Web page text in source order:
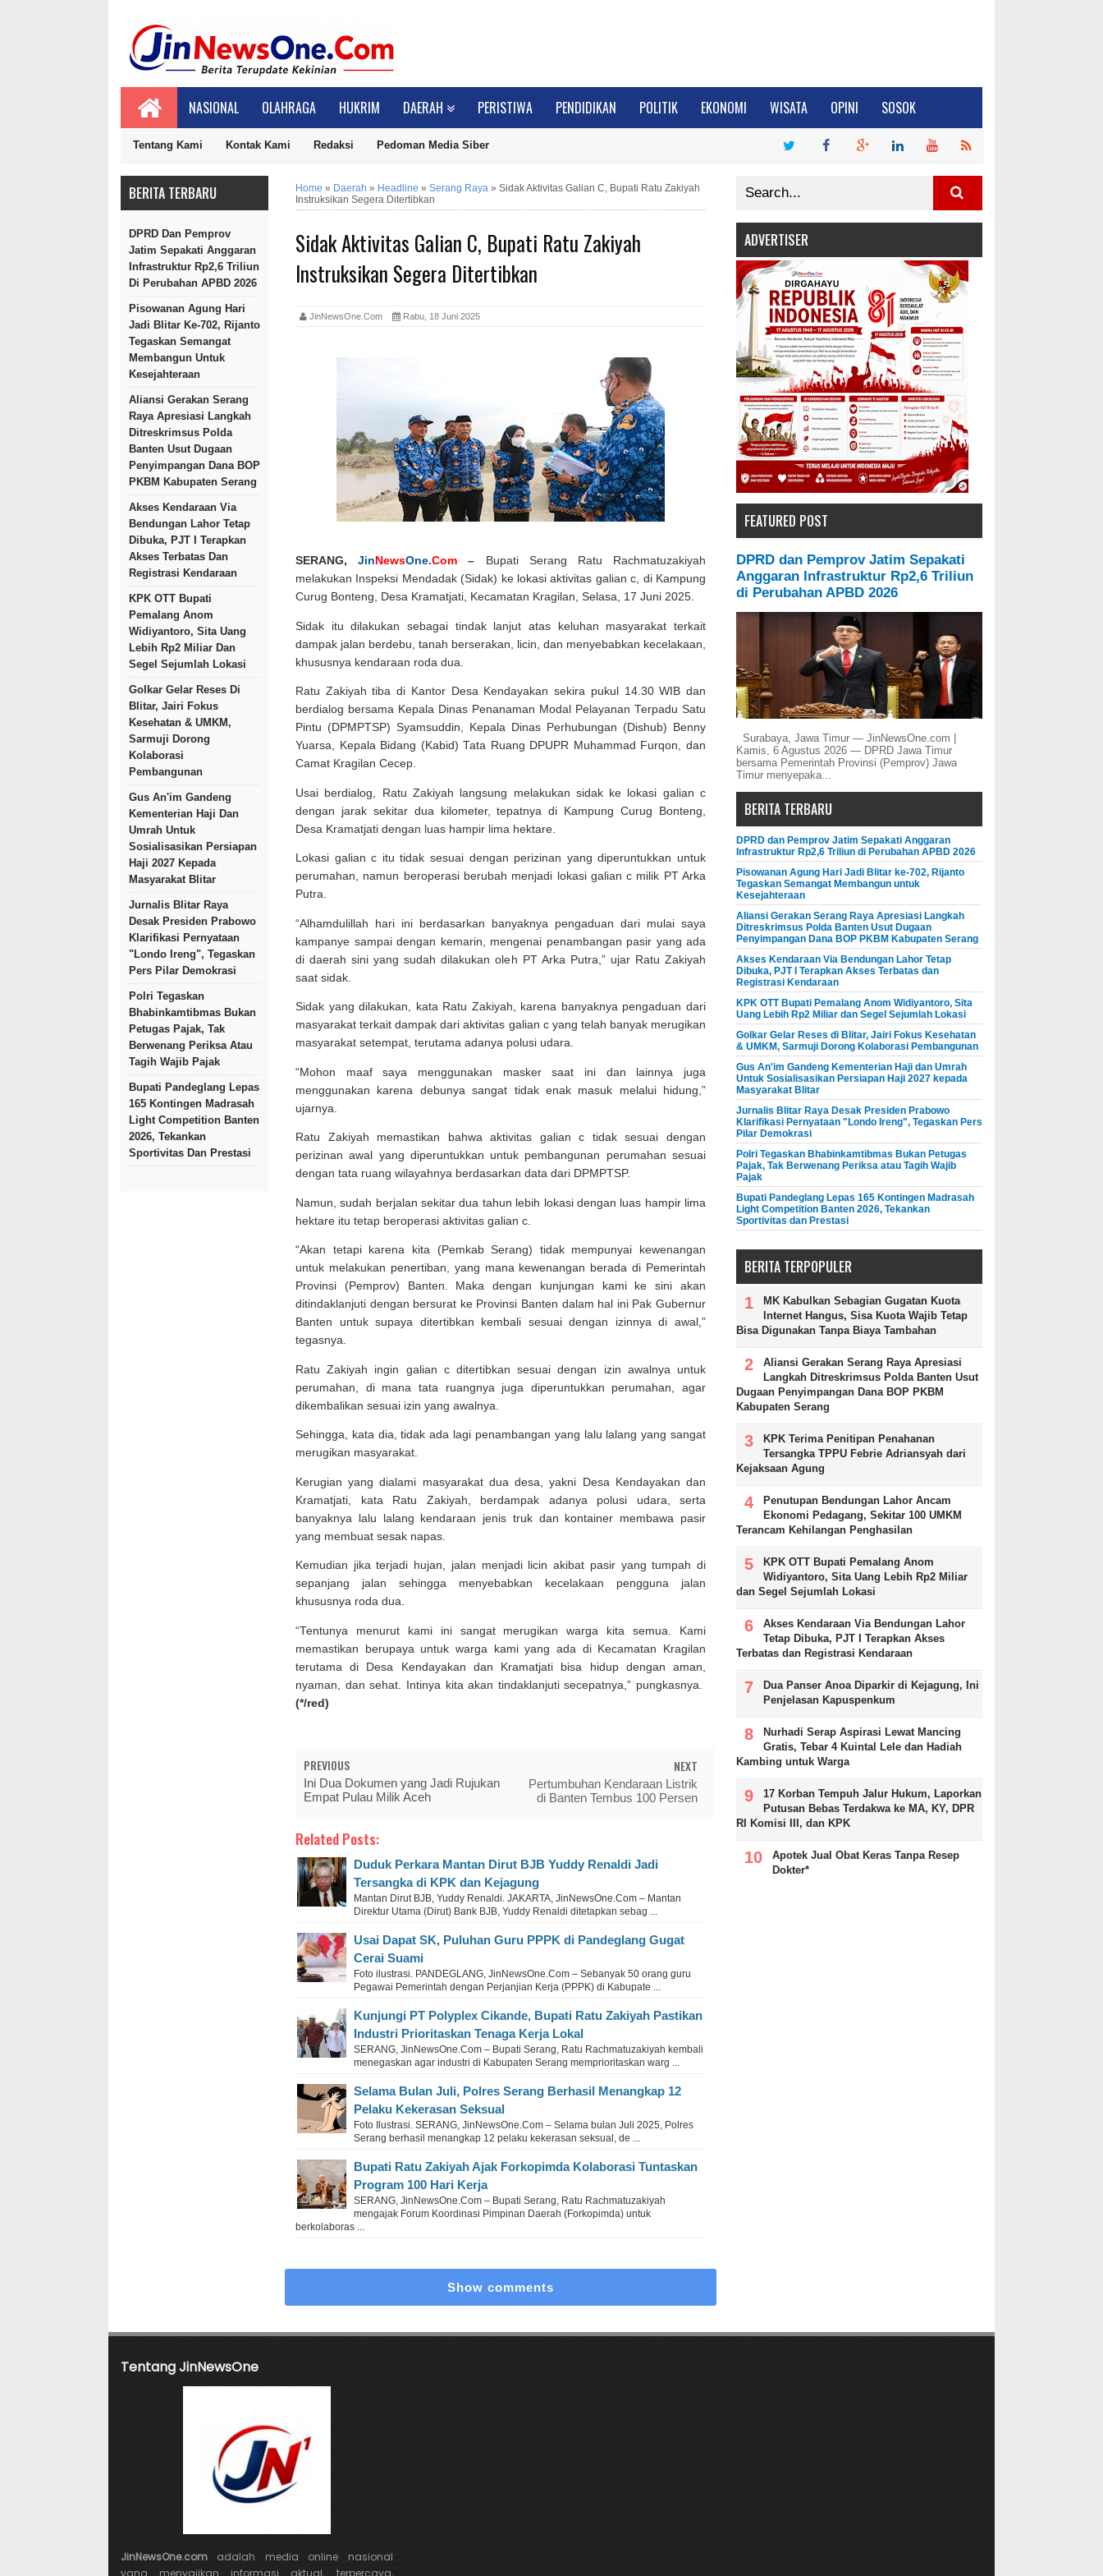
NASIONAL OLAHRAGA HUKRIM DAERAH PERISTIWA PENDIDIKAN POLITIK EKONOMI WISATA OPINI SOSOK
Tentang Kami Kontak Kami Redaksi Pedoman Media Siber
BERITA TERBARU
DPRD Dan Pemprov
Jatim Sepakati Anggaran
Infrastruktur Rp2,6 Triliun
Di Perubahan APBD 2026
Pisowanan Agung Hari
Jadi Blitar Ke-702, Rijanto
Tegaskan Semangat
Membangun Untuk
Kesejahteraan
Aliansi Gerakan Serang
Raya Apresiasi Langkah
Ditreskrimsus Polda
Banten Usut Dugaan
Penyimpangan Dana BOP
PKBM Kabupaten Serang
Akses Kendaraan Via
Bendungan Lahor Tetap
Dibuka, PJT I Terapkan
Akses Terbatas Dan
Registrasi Kendaraan
KPK OTT Bupati
Pemalang Anom
Widiyantoro, Sita Uang
Lebih Rp2 Miliar Dan
Segel Sejumlah Lokasi
Golkar Gelar Reses Di
Blitar, Jairi Fokus
Kesehatan & UMKM,
Sarmuji Dorong
Kolaborasi
Pembangunan
Gus An'im Gandeng
Kementerian Haji Dan
Umrah Untuk
Sosialisasikan Persiapan
Haji 2027 Kepada
Masyarakat Blitar
Jurnalis Blitar Raya
Desak Presiden Prabowo
Klarifikasi Pernyataan
"Londo Ireng", Tegaskan
Pers Pilar Demokrasi
Polri Tegaskan
Bhabinkamtibmas Bukan
Petugas Pajak, Tak
Berwenang Periksa Atau
Tagih Wajib Pajak
Bupati Pandeglang Lepas
165 Kontingen Madrasah
Light Competition Banten
2026, Tekankan
Sportivitas Dan Prestasi
Home » Daerah » Headline » Serang Raya » Sidak Aktivitas Galian C, Bupati Ratu Zakiyah
Instruksikan Segera Ditertibkan
Sidak Aktivitas Galian C, Bupati Ratu Zakiyah
Instruksikan Segera Ditertibkan
JinNewsOne.Com Rabu, 18 Juni 2025
SERANG,Jin NewsOne.Com – Bupati Serang Ratu Rachmatuzakiyah
melakukan Inspeksi Mendadak (Sidak) ke lokasi aktivitas galian c, di Kampung
Curug Bonteng, Desa Kramatjati, Kecamatan Kragilan, Selasa, 17 Juni 2025.
Sidak itu dilakukan sebagai tindak lanjut atas keluhan masyarakat terkait
dampak jalan berdebu, tanah berserakan, licin, dan menyebabkan kecelakaan,
khususnya kendaraan roda dua.
Ratu Zakiyah tiba di Kantor Desa Kendayakan sekira pukul 14.30 WIB dan
berdialog bersama Kepala Dinas Penanaman Modal Pelayanan Terpadu Satu
Pintu (DPMPTSP) Syamsuddin, Kepala Dinas Perhubungan (Dishub) Benny
Yuarsa, Kepala Bidang (Kabid) Tata Ruang DPUPR Muhammad Furqon, dan
Camat Kragilan Cecep.
Usai berdialog, Ratu Zakiyah langsung melakukan sidak ke lokasi galian c
dengan jarak sekitar dua kilometer, tepatnya di Kampung Curug Bonteng,
Desa Kramatjati dengan luas hampir lima hektare.
Lokasi galian c itu tidak sesuai dengan perizinan yang diperuntukkan untuk
perumahan, namun beroperasi berubah menjadi lokasi galian c milik PT Arka
Putra.
“Alhamdulillah hari ini berdasarkan banyaknya pengaduan dari mulai saya
kampanye sampai dengan kemarin, mengenai penambangan pasir yang ada
di daerah sini yang sudah dilakukan oleh PT Arka Putra,” ujar Ratu Zakiyah
saat sidak.
Sidak yang dilakukan, kata Ratu Zakiyah, karena banyaknya pengaduan dari
masyarakat terkait dampak dari aktivitas galian c yang telah banyak merugikan
masyarakat setempat, terutama adanya polusi udara.
“Mohon maaf saya menggunakan masker saat ini dan lainnya juga
menggunakan karena debunya sangat tidak enak masuk melalui hidung,”
ujarnya.
Ratu Zakiyah memastikan bahwa aktivitas galian c tidak sesuai dengan
perizinan awal yang diperuntukkan untuk pembangunan perumahan sesuai
dengan tata ruang wilayahnya berdasarkan data dari DPMPTSP.
Namun, sudah berjalan sekitar dua tahun lebih lokasi dengan luas hampir lima
hektare itu tetap beroperasi aktivitas galian c.
“Akan tetapi karena kita (Pemkab Serang) tidak mempunyai kewenangan
untuk melakukan penertiban, yang mana kewenangan berada di Pemerintah
Provinsi (Pemprov) Banten. Maka dengan kunjungan kami ke sini akan
ditindaklanjuti dengan bersurat ke Provinsi Banten dalam hal ini Pak Gubernur
Banten untuk supaya ditertibkan kembali sesuai dengan izinnya di awal,”
tegasnya.
Ratu Zakiyah ingin galian c ditertibkan sesuai dengan izin awalnya untuk
perumahan, di mana tata ruangnya juga diperuntukkan perumahan, agar
dikembalikan sesuai izin yang awalnya.
Sehingga, kata dia, tidak ada lagi penambangan yang lalu lalang yang sangat
merugikan masyarakat.
Kerugian yang dialami masyarakat dua desa, yakni Desa Kendayakan dan
Kramatjati, kata Ratu Zakiyah, berdampak adanya polusi udara, serta
banyaknya lalu lalang kendaraan jenis truk dan kontainer membawa pasir
yang membuat sesak napas.
Kemudian jika terjadi hujan, jalan menjadi licin akibat pasir yang tumpah di
sepanjang jalan sehingga menyebabkan kecelakaan pengguna jalan
khususnya roda dua.
“Tentunya menurut kami ini sangat merugikan warga kita semua. Kami
memastikan berupaya untuk warga kami yang ada di Kecamatan Kragilan
terutama di Desa Kendayakan dan Kramatjati bisa hidup dengan aman,
nyaman, dan sehat. Intinya kita akan tindaklanjuti secepatnya,” pungkasnya.
(*/red)
PREVIOUS
Ini Dua Dokumen yang Jadi Rujukan
Empat Pulau Milik Aceh
NEXT
Pertumbuhan Kendaraan Listrik
di Banten Tembus 100 Persen
Related Posts:
Duduk Perkara Mantan Dirut BJB Yuddy Renaldi Jadi
Tersangka di KPK dan Kejagung
Mantan Dirut BJB, Yuddy Renaldi. JAKARTA, JinNewsOne.Com – Mantan
Direktur Utama (Dirut) Bank BJB, Yuddy Renaldi ditetapkan sebag ...
Usai Dapat SK, Puluhan Guru PPPK di Pandeglang Gugat
Cerai Suami
Foto ilustrasi. PANDEGLANG, JinNewsOne.Com – Sebanyak 50 orang guru
Pegawai Pemerintah dengan Perjanjian Kerja (PPPK) di Kabupate ...
Kunjungi PT Polyplex Cikande, Bupati Ratu Zakiyah Pastikan
Industri Prioritaskan Tenaga Kerja Lokal
SERANG, JinNewsOne.Com – Bupati Serang, Ratu Rachmatuzakiyah kembali
menegaskan agar industri di Kabupaten Serang memprioritaskan warg ...
Selama Bulan Juli, Polres Serang Berhasil Menangkap 12
Pelaku Kekerasan Seksual
Foto Ilustrasi. SERANG, JinNewsOne.Com – Selama bulan Juli 2025, Polres
Serang berhasil menangkap 12 pelaku kekerasan seksual, de ...
Bupati Ratu Zakiyah Ajak Forkopimda Kolaborasi Tuntaskan
Program 100 Hari Kerja
SERANG, JinNewsOne.Com – Bupati Serang, Ratu Rachmatuzakiyah
mengajak Forum Koordinasi Pimpinan Daerah (Forkopimda) untuk
berkolaboras ...
Show comments
ADVERTISER
FEATURED POST
DPRD dan Pemprov Jatim Sepakati
Anggaran Infrastruktur Rp2,6 Triliun
di Perubahan APBD 2026
Surabaya, Jawa Timur — JinNewsOne.com |
Kamis, 6 Agustus 2026 — DPRD Jawa Timur
bersama Pemerintah Provinsi (Pemprov) Jawa
Timur menyepaka...
BERITA TERBARU
DPRD dan Pemprov Jatim Sepakati Anggaran
Infrastruktur Rp2,6 Triliun di Perubahan APBD 2026
Pisowanan Agung Hari Jadi Blitar ke-702, Rijanto
Tegaskan Semangat Membangun untuk
Kesejahteraan
Aliansi Gerakan Serang Raya Apresiasi Langkah
Ditreskrimsus Polda Banten Usut Dugaan
Penyimpangan Dana BOP PKBM Kabupaten Serang
Akses Kendaraan Via Bendungan Lahor Tetap
Dibuka, PJT I Terapkan Akses Terbatas dan
Registrasi Kendaraan
KPK OTT Bupati Pemalang Anom Widiyantoro, Sita
Uang Lebih Rp2 Miliar dan Segel Sejumlah Lokasi
Golkar Gelar Reses di Blitar, Jairi Fokus Kesehatan
& UMKM, Sarmuji Dorong Kolaborasi Pembangunan
Gus An'im Gandeng Kementerian Haji dan Umrah
Untuk Sosialisasikan Persiapan Haji 2027 kepada
Masyarakat Blitar
Jurnalis Blitar Raya Desak Presiden Prabowo
Klarifikasi Pernyataan "Londo Ireng", Tegaskan Pers
Pilar Demokrasi
Polri Tegaskan Bhabinkamtibmas Bukan Petugas
Pajak, Tak Berwenang Periksa atau Tagih Wajib
Pajak
Bupati Pandeglang Lepas 165 Kontingen Madrasah
Light Competition Banten 2026, Tekankan
Sportivitas dan Prestasi
BERITA TERPOPULER
MK Kabulkan Sebagian Gugatan Kuota
Internet Hangus, Sisa Kuota Wajib Tetap
Bisa Digunakan Tanpa Biaya Tambahan
Aliansi Gerakan Serang Raya Apresiasi
Langkah Ditreskrimsus Polda Banten Usut
Dugaan Penyimpangan Dana BOP PKBM
Kabupaten Serang
KPK Terima Penitipan Penahanan
Tersangka TPPU Febrie Adriansyah dari
Kejaksaan Agung
Penutupan Bendungan Lahor Ancam
Ekonomi Pedagang, Sekitar 100 UMKM
Terancam Kehilangan Penghasilan
KPK OTT Bupati Pemalang Anom
Widiyantoro, Sita Uang Lebih Rp2 Miliar
dan Segel Sejumlah Lokasi
Akses Kendaraan Via Bendungan Lahor
Tetap Dibuka, PJT I Terapkan Akses
Terbatas dan Registrasi Kendaraan
Dua Panser Anoa Diparkir di Kejagung, Ini
Penjelasan Kapuspenkum
Nurhadi Serap Aspirasi Lewat Mancing
Gratis, Tebar 4 Kuintal Lele dan Hadiah
Kambing untuk Warga
17 Korban Tempuh Jalur Hukum, Laporkan
Putusan Bebas Terdakwa ke MA, KY, DPR
RI Komisi III, dan KPK
Apotek Jual Obat Keras Tanpa Resep
Dokter*
Tentang JinNewsOne
JinNewsOne.com adalah media online nasional
yang menyajikan informasi aktual, terpercaya,